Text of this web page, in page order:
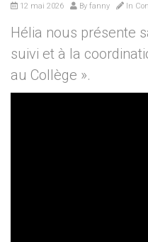
12 mai 2026 By fanny In
Hélia nous présente
suivi et à la
au Collège ».